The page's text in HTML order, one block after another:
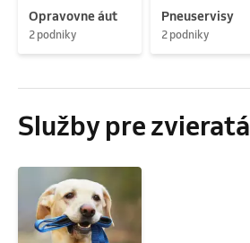
Opravovne áut
2 podniky
Pneuservisy
2 podniky
Služby pre zvieratá